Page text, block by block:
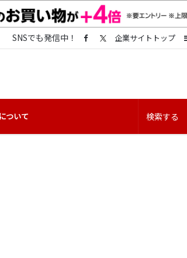
企業サイトトップ
SNSでも発信中！
ついて